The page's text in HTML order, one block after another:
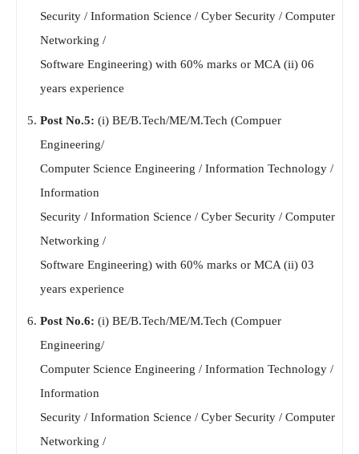
Security / Information Science / Cyber ​​Security / Computer
Networking /
Software Engineering) with 60% marks or MCA (ii) 06
years experience
Post No.5: (i) BE/B.Tech/ME/M.Tech (Compuer
Engineering/
Computer Science Engineering / Information Technology /
Information
Security / Information Science / Cyber ​​Security / Computer
Networking /
Software Engineering) with 60% marks or MCA (ii) 03
years experience
Post No.6: (i) BE/B.Tech/ME/M.Tech (Compuer
Engineering/
Computer Science Engineering / Information Technology /
Information
Security / Information Science / Cyber ​​Security / Computer
Networking /